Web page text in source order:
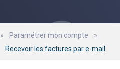
» Paramétrer mon compte
»
Recevoir les factures par e-mail